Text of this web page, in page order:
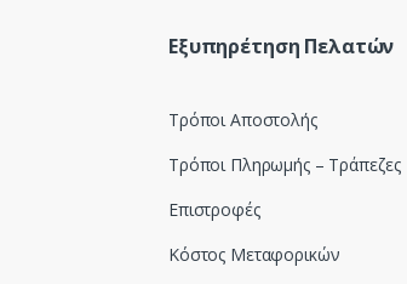
Εξυπηρέτηση Πελατών
Τρόποι Αποστολής
Τρόποι Πληρωμής – Τράπεζες
Επιστροφές
Κόστος Μεταφορικών